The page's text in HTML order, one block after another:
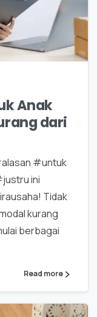
0
Anak
dari
#untuk
ini
Tidak
kurang
berbagai
Read more